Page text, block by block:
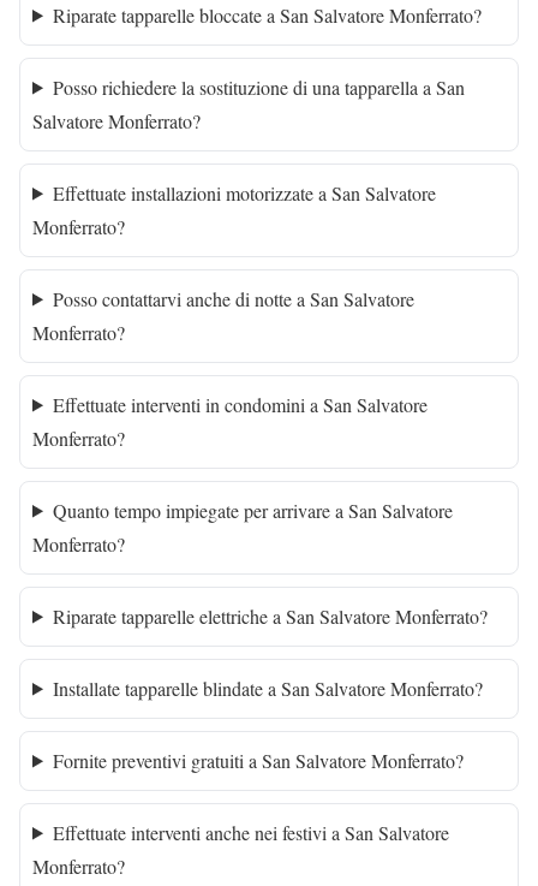
Riparate tapparelle bloccate a San Salvatore Monferrato?
Posso richiedere la sostituzione di una tapparella a San
Salvatore Monferrato?
Effettuate installazioni motorizzate a San Salvatore
Monferrato?
Posso contattarvi anche di notte a San Salvatore
Monferrato?
Effettuate interventi in condomini a San Salvatore
Monferrato?
Quanto tempo impiegate per arrivare a San Salvatore
Monferrato?
Riparate tapparelle elettriche a San Salvatore Monferrato?
Installate tapparelle blindate a San Salvatore Monferrato?
Fornite preventivi gratuiti a San Salvatore Monferrato?
Effettuate interventi anche nei festivi a San Salvatore
Monferrato?